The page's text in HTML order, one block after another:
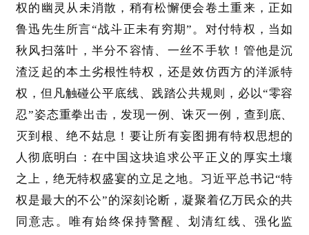
权的幽灵从未消散，稍有松懈便会卷土重来，正如
鲁迅先生所言“战斗正未有穷期”。对付特权，当如
秋风扫落叶，半分不容情、一丝不手软！管他是沉
渣泛起的本土劣根性特权，还是效仿西方的洋派特
权，但凡触碰公平底线、践踏公共规则，必以“零容
忍”姿态重拳出击，发现一例、诛灭一例，查到底、
灭到根、绝不姑息！要让所有妄图拥有特权思想的
人彻底明白：在中国这块追求公平正义的厚实土壤
之上，绝无特权盛宴的立足之地。习近平总书记“特
权是最大的不公”的深刻论断，凝聚着亿万民众的共
同意志。唯有始终保持警醒、划清红线、强化监